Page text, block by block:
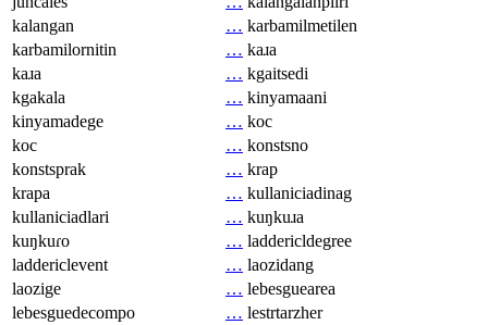
kalangan
… karbamilmetilen
karbamilornitin
… kaɹa
kaɹa
… kgaitsedi
kgakala
… kinyamaani
kinyamadege
… koc
koc
… konstsno
konstsprak
… krap
krapa
… kullaniciadinag
kullaniciadlari
… kuŋkuɹa
kuŋkuɾo
… laddericldegree
laddericlevent
… laozidang
laozige
… lebesguearea
lebesguedecompo
… lestrtarzher